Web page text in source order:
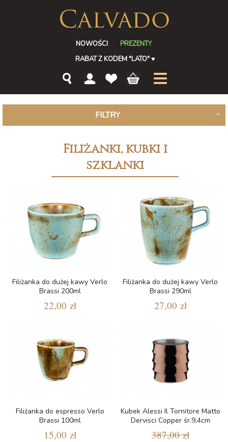
NOWOŚCI
PREZENTY
RABAT Z KODEM "LATO"♥
FILTRY
Filiżanki, kubki i
szklanki
Filiżanka do dużej kawy Verlo
Brassi 200ml
22,00 zł
Filiżanka do dużej kawy Verlo
Brassi 290ml
27,00 zł
Filiżanka do espresso Verlo
Brassi 100ml
15,00 zł
Kubek Alessi Il Tornitore Matto
Dervisci Copper śr.9,4cm
387,00 zł